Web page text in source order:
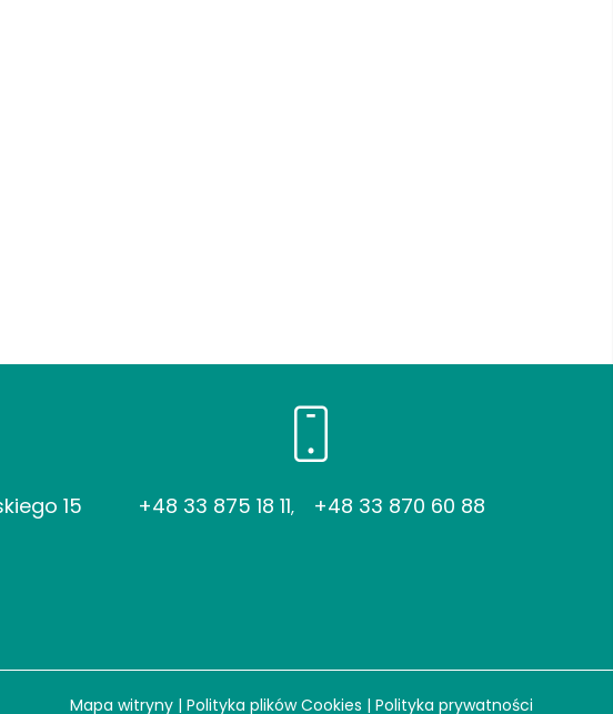
15
+48 33 875 18 11, +48 33 870 60 88
Mapa witryny | Polityka plików Cookies | Polityka prywatności